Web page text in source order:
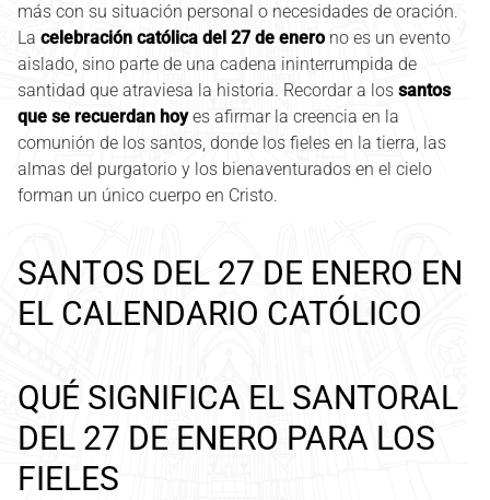
más con su situación personal o necesidades de oración.
La celebración católica del 27 de enerono es un evento
aislado, sino parte de una cadena ininterrumpida de
santidad que atraviesa la historia. Recordar a los santos
que se recuerdan hoyes afirmar la creencia en la
comunión de los santos, donde los fieles en la tierra, las
almas del purgatorio y los bienaventurados en el cielo
forman un único cuerpo en Cristo.
SANTOS DEL 27 DE ENERO EN
EL CALENDARIO CATÓLICO
QUÉ SIGNIFICA EL SANTORAL
DEL 27 DE ENERO PARA LOS
FIELES